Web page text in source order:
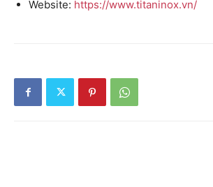
Website: https://www.titaninox.vn/